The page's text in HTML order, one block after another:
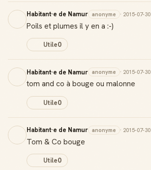
Habitant·e de Namur anonyme · 2015-07-30
Poils et plumes il y en a :-)
Utile0
Habitant·e de Namur anonyme · 2015-07-30
tom and co à bouge ou malonne
Utile0
Habitant·e de Namur anonyme · 2015-07-30
Tom & Co bouge
Utile0